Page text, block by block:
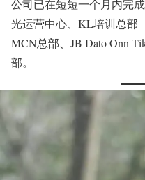
公司已在短短一个月内完
光运营中心、KL培训总部
MCN总部、JB Dato Onn
部。